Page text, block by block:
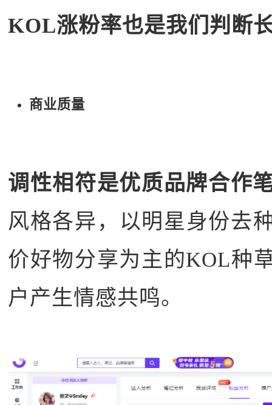
KOL涨粉率也是我们判断
商业质量
调性相符是优质品牌合作
风格各异，以明星身份去
价好物分享为主的KOL种
户产生情感共鸣。